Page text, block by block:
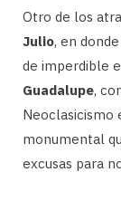
Otro de los
Julio, en
de imperdible
Guadalupe,
Neoclasicismo
monumental
excusas para